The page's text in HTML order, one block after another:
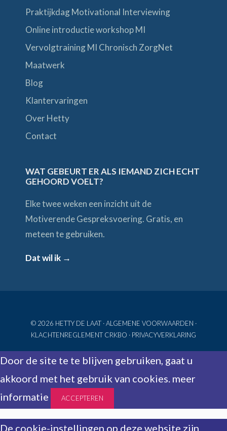
Praktijkdag Motivational Interviewing
Online introductie workshop MI
Vervolgtraining MI Chronisch ZorgNet
Maatwerk
Blog
Klantervaringen
Over Hetty
Contact
WAT GEBEURT ER ALS IEMAND ZICH ECHT
GEHOORD VOELT?
Elke twee weken een inzicht uit de
Motiverende Gespreksvoering. Gratis, en
meteen te gebruiken.
Dat wil ik →
© 2026 HETTY DE LAAT ·ALGEMENE VOORWAARDEN ·
KLACHTENREGLEMENT CRKBO · PRIVACYVERKLARING
Door de site te te blijven gebruiken, gaat u
akkoord met het gebruik van cookies. meer
informatie
ACCEPTEREN
De cookie-instellingen op deze website zijn